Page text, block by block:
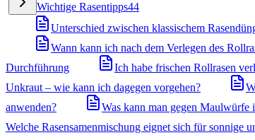
Wichtige Rasentipps44
Unterschied zwischen klassischem
Wann kann ich nach dem Verlegen des
Durchführung
Ich habe frischen Rollrasen
Unkraut – wie kann ich dagegen vorgehen?
anwenden?
Was kann man gegen Maulwürfe
Welche Rasensamenmischung eignet sich für sonnige